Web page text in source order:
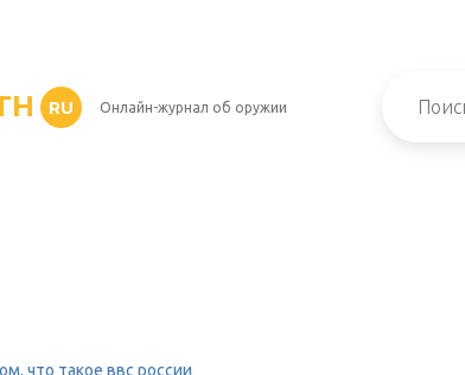
RU Онлайн-журнал об оружии
что такое ввс россии